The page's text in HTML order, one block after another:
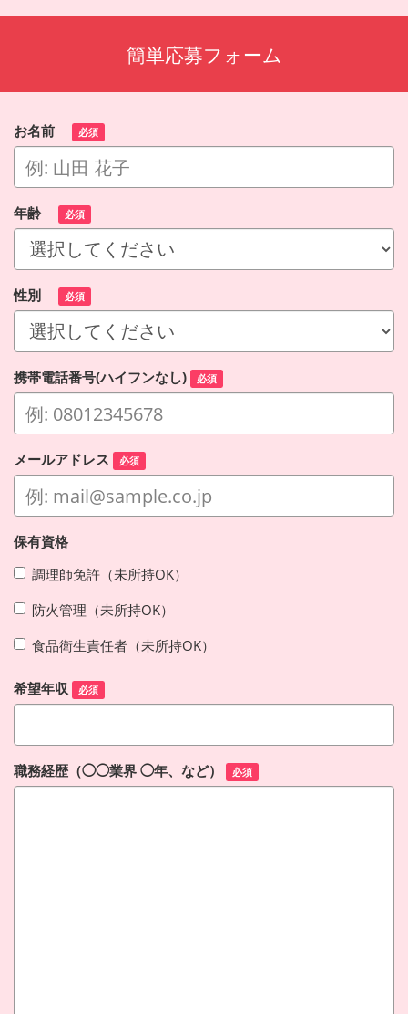
簡単応募フォーム
お名前 必須
年齢 必須
性別 必須
携帯電話番号(ハイフンなし) 必須
メールアドレス 必須
保有資格
調理師免許（未所持OK）
防火管理（未所持OK）
食品衛生責任者（未所持OK）
希望年収 必須
職務経歴（◯◯業界 ◯年、など） 必須